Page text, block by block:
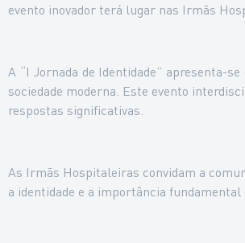
evento inovador terá lugar nas Irmãs
A “I Jornada de Identidade” apresenta-
sociedade moderna. Este evento
respostas significativas.
As Irmãs Hospitaleiras convidam a
a identidade e a importância